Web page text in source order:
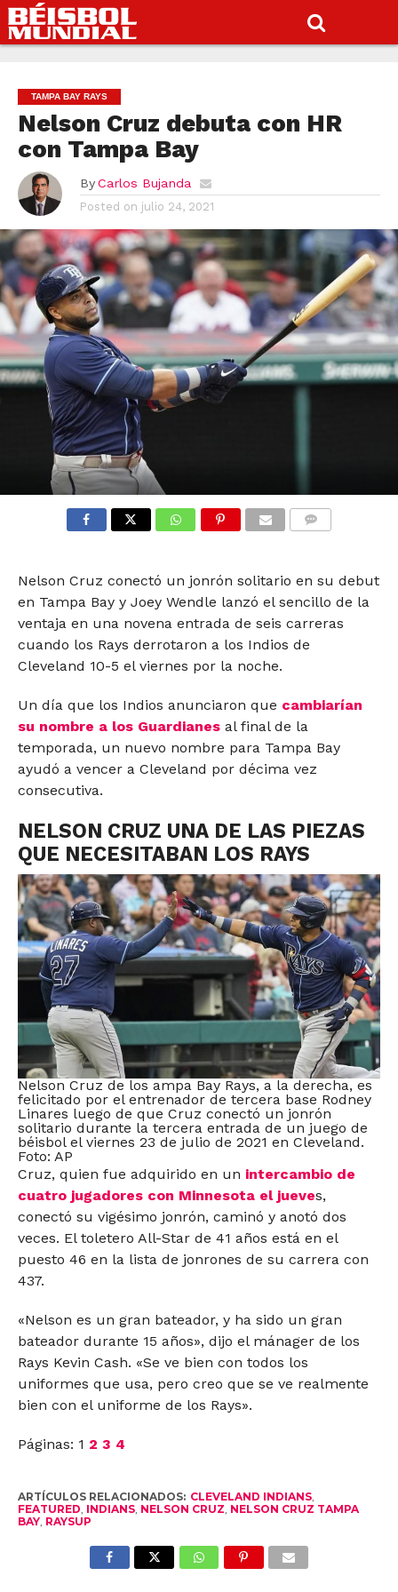
TAMPA BAY RAYS
Nelson Cruz debuta con HR
con Tampa Bay
By Carlos Bujanda
Posted on julio 24, 2021
Nelson Cruz conectó un jonrón solitario en su debut
en Tampa Bay y Joey Wendle lanzó el sencillo de la
ventaja en una novena entrada de seis carreras
cuando los Rays derrotaron a los Indios de
Cleveland 10-5 el viernes por la noche.
Un día que los Indios anunciaron que cambiarían
su nombre a los Guardianes al final de la
temporada, un nuevo nombre para Tampa Bay
ayudó a vencer a Cleveland por décima vez
consecutiva.
NELSON CRUZ UNA DE LAS PIEZAS
QUE NECESITABAN LOS RAYS
Nelson Cruz de los ampa Bay Rays, a la derecha, es
felicitado por el entrenador de tercera base Rodney
Linares luego de que Cruz conectó un jonrón
solitario durante la tercera entrada de un juego de
béisbol el viernes 23 de julio de 2021 en Cleveland.
Foto: AP
Cruz, quien fue adquirido en un intercambio de
cuatro jugadores con Minnesota el jueves,
conectó su vigésimo jonrón, caminó y anotó dos
veces. El toletero All-Star de 41 años está en el
puesto 46 en la lista de jonrones de su carrera con
437.
«Nelson es un gran bateador, y ha sido un gran
bateador durante 15 años», dijo el mánager de los
Rays Kevin Cash. «Se ve bien con todos los
uniformes que usa, pero creo que se ve realmente
bien con el uniforme de los Rays».
Páginas: 1 2 3 4
ARTÍCULOS RELACIONADOS: CLEVELAND INDIANS,
FEATURED INDIANS, NELSON CRUZ NELSON CRUZ TAMPA
BAY, RAYSUP